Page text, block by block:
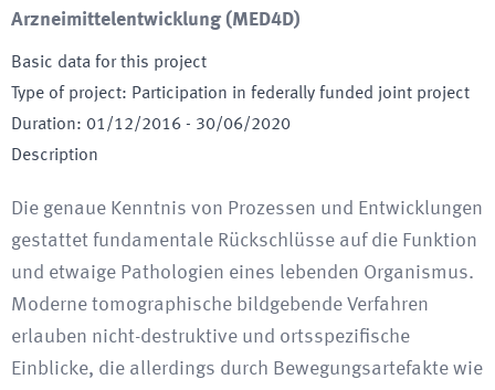
Arzneimittelentwicklung(MED4D)
Basic data for this project
Type of project: Participation in federally funded joint project
Duration: 01/12/2016 - 30/06/2020
Description
Die genaue Kenntnis von Prozessen und Entwicklungen
gestattet fundamentale Rückschlüsse auf die Funktion
und etwaige Pathologien eines lebenden Organismus.
Moderne tomographische bildgebende Verfahren
erlauben nicht-destruktive und ortsspezifische
Einblicke, die allerdings durch Bewegungsartefakte wie